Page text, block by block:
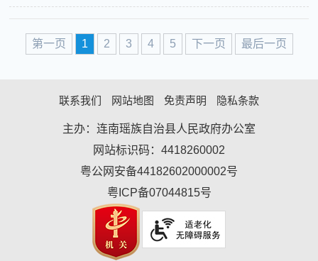
第一页 1 2 3 4 5 下一页 最后一页
联系我们 网站地图 免责声明 隐私条款
主办：连南瑶族自治县人民政府办公室
网站标识码：4418260002
粤公网安备44182602000002号
粤ICP备07044815号